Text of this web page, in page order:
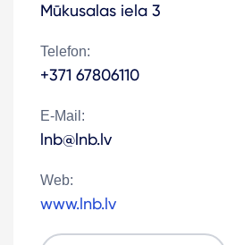
Mūkusalas iela 3
Telefon:
+371 67806110
E-Mail:
lnb@lnb.lv
Web:
www.lnb.lv